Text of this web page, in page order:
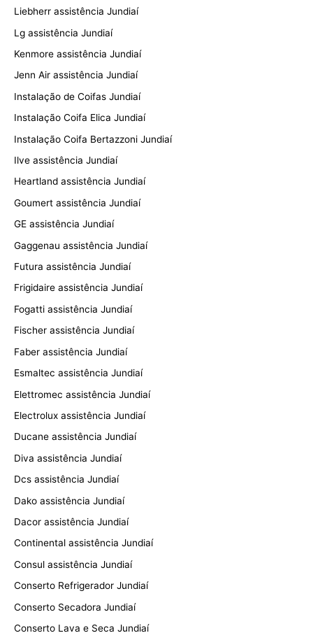
Liebherr assistência Jundiaí
Lg assistência Jundiaí
Kenmore assistência Jundiaí
Jenn Air assistência Jundiaí
Instalação de Coifas Jundiaí
Instalação Coifa Elica Jundiaí
Instalação Coifa Bertazzoni Jundiaí
Ilve assistência Jundiaí
Heartland assistência Jundiaí
Goumert assistência Jundiaí
GE assistência Jundiaí
Gaggenau assistência Jundiaí
Futura assistência Jundiaí
Frigidaire assistência Jundiaí
Fogatti assistência Jundiaí
Fischer assistência Jundiaí
Faber assistência Jundiaí
Esmaltec assistência Jundiaí
Elettromec assistência Jundiaí
Electrolux assistência Jundiaí
Ducane assistência Jundiaí
Diva assistência Jundiaí
Dcs assistência Jundiaí
Dako assistência Jundiaí
Dacor assistência Jundiaí
Continental assistência Jundiaí
Consul assistência Jundiaí
Conserto Refrigerador Jundiaí
Conserto Secadora Jundiaí
Conserto Lava e Seca Jundiaí